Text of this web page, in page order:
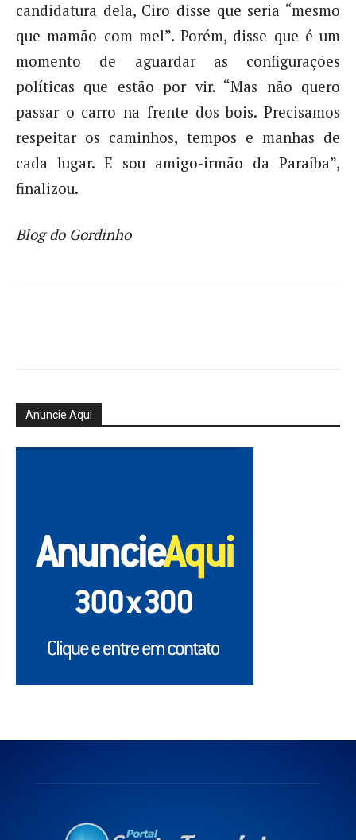
candidatura dela, Ciro disse que seria “mesmo
que mamão com mel”. Porém, disse que é um
momento de aguardar as configurações
políticas que estão por vir. “Mas não quero
passar o carro na frente dos bois. Precisamos
respeitar os caminhos, tempos e manhas de
cada lugar. E sou amigo-irmão da Paraíba”,
finalizou.
Blog do Gordinho
Anuncie Aqui